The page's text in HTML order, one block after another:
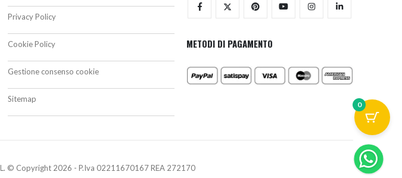
Privacy Policy
Cookie Policy
Gestione consenso cookie
Sitemap
METODI DI PAGAMENTO
© Copyright 2026 - P.Iva 02211670167 REA 272170
0